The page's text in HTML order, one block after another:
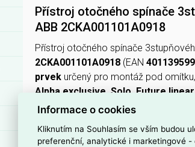
Přístroj otočného spínače
ABB 2CKA001101A0918
Přístroj otočného spínače
2CKA001101A0918 (EAN
prvek určený pro montáž pod
Alpha exclusive, Solo, Future
A,nominální napětí 250 Va stupeň
Informace o cookies
Kliknutím na Souhlasím se vším budou
preferenční, analytické i marketingové